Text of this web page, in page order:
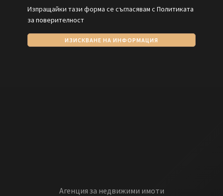
Изпращайки тази форма се съгласявам с Политиката
за поверителност
ИЗИСКВАНЕ НА ИНФОРМАЦИЯ
Агенция за недвижими имоти